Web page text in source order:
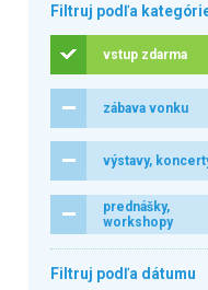
Filtruj podľa
vstup zdarma
zábava vonku
výstavy,
prednášky,
workshopy
Filtruj podľa dátumu